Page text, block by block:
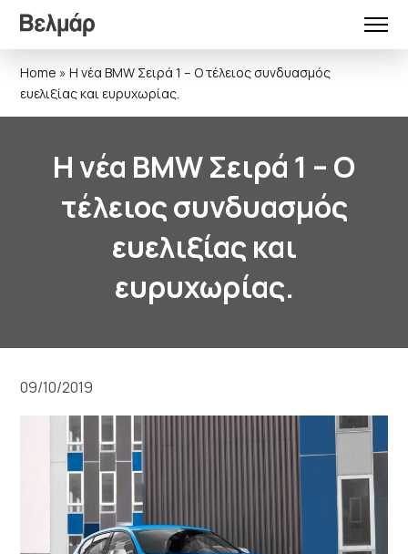
Home » Η νέα BMW Σειρά 1 – Ο τέλειος συνδυασμός
ευελιξίας και ευρυχωρίας.
Η νέα BMW Σειρά 1 – Ο
τέλειος συνδυασμός
ευελιξίας και
ευρυχωρίας.
09/10/2019